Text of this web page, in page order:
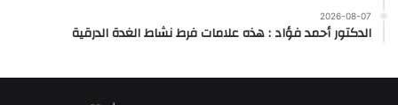
2026-08-07
الدكتور أحمد فؤاد : هذه علامات فرط نشاط الغدة الدرقية